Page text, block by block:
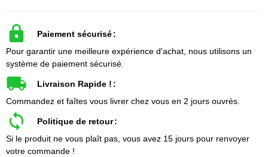
Paiement sécurisé
Pour garantir une meilleure expérience d'achat, nous utilisons un
système de paiement sécurisé.
Livraison Rapide !
Commandez et faîtes vous livrer chez vous en 2 jours ouvrés.
Politique de retour
Si le produit ne vous plaît pas, vous avez 15 jours pour renvoyer
votre commande !